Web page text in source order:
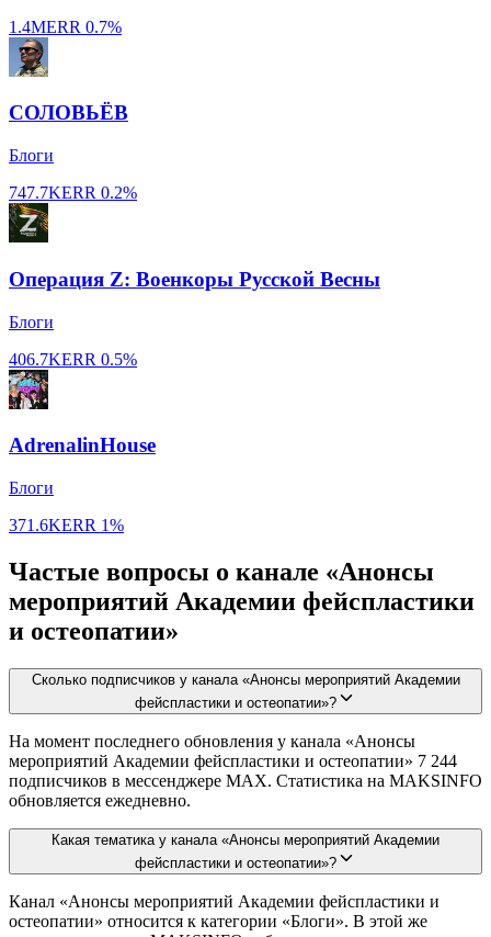
1.4MERR 0.7%
СОЛОВЬЁВ
Блоги
747.7KERR 0.2%
Операция Z: Военкоры Русской Весны
Блоги
406.7KERR 0.5%
AdrenalinHouse
Блоги
371.6KERR 1%
Частые вопросы о канале «Анонсы
мероприятий Академии фейспластики
и остеопатии»
Сколько подписчиков у канала «Анонсы мероприятий Академии
фейспластики и остеопатии»?
На момент последнего обновления у канала «Анонсы
мероприятий Академии фейспластики и остеопатии» 7 244
подписчиков в мессенджере MAX. Статистика на MAKSINFO
обновляется ежедневно.
Какая тематика у канала «Анонсы мероприятий Академии
фейспластики и остеопатии»?
Канал «Анонсы мероприятий Академии фейспластики и
остеопатии» относится к категории «Блоги». В этой же